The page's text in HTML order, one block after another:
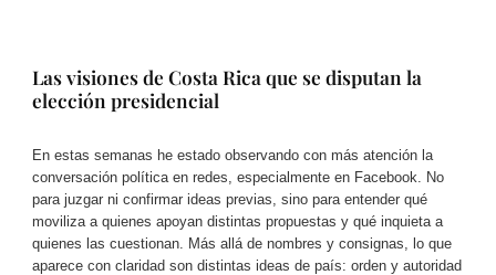
Las visiones de Costa Rica que se disputan la
elección presidencial
En estas semanas he estado observando con más atención la
conversación política en redes, especialmente en Facebook. No
para juzgar ni confirmar ideas previas, sino para entender qué
moviliza a quienes apoyan distintas propuestas y qué inquieta a
quienes las cuestionan. Más allá de nombres y consignas, lo que
aparece con claridad son distintas ideas de país: orden y autoridad